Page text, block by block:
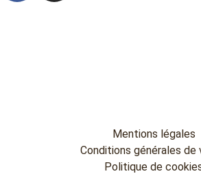
Mentions légales
Conditions générales de
Politique de